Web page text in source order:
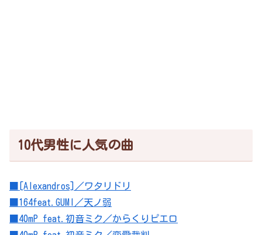
10代男性に人気の曲
■[Alexandros]／ワタリドリ
■164feat.GUMI／天ノ弱
■40mP feat.初音ミク／からくりピエロ